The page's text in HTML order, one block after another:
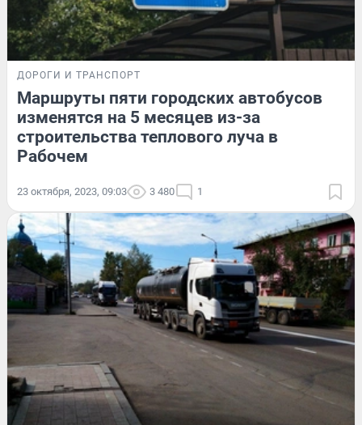
ДОРОГИ И ТРАНСПОРТ
Маршруты пяти городских автобусов
изменятся на 5 месяцев из-за
строительства теплового луча в
Рабочем
23 октября, 2023, 09:03 3 480 1